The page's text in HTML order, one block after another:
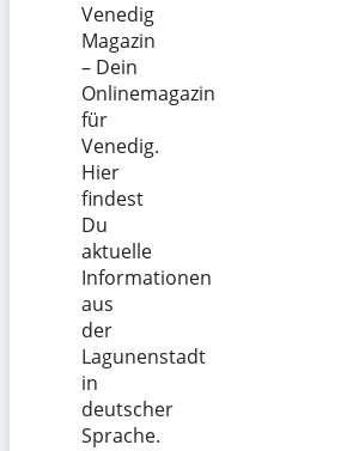
Venedig
Magazin
– Dein
Onlinemagazin
für
Venedig.
Hier
findest
Du
aktuelle
Informationen
aus
der
Lagunenstadt
in
deutscher
Sprache.